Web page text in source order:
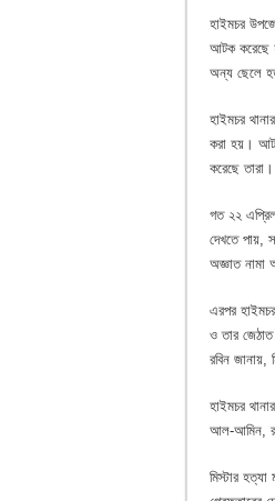
হাইমচর
আটক করেছে
অন্য ছেলে
হাইমচর
করা হয়।
করেছে তারা।
গত ২২ এপ্রিল
দেখতে পায়,
অজ্ঞাত নামা
এরপর
ও তার
রবিন জানায়,
হাইমচর
আল-আমিন,
মিস্টার